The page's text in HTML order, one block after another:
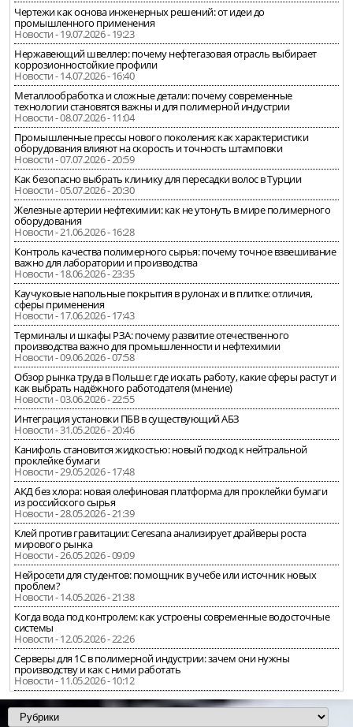
Чертежи как основа инженерных решений: от идеи до
промышленного применения
Новости - 19.07.2026 - 19:23
Нержавеющий швеллер: почему нефтегазовая отрасль выбирает
коррозионностойкие профили
Новости - 14.07.2026 - 16:40
Металлообработка и сложные детали: почему современные
технологии становятся важны и для полимерной индустрии
Новости - 08.07.2026 - 11:04
Промышленные прессы нового поколения: как характеристики
оборудования влияют на скорость и точность штамповки
Новости - 07.07.2026 - 20:59
Как безопасно выбрать клинику для пересадки волос в Турции
Новости - 05.07.2026 - 20:30
Железные артерии нефтехимии: как не утонуть в мире полимерного
оборудования
Новости - 21.06.2026 - 16:28
Контроль качества полимерного сырья: почему точное взвешивание
важно для лаборатории и производства
Новости - 18.06.2026 - 23:35
Каучуковые напольные покрытия в рулонах и в плитке: отличия,
сферы применения
Новости - 17.06.2026 - 17:43
Терминалы и шкафы РЗА: почему развитие отечественного
производства важно для промышленности и нефтехимии
Новости - 09.06.2026 - 07:58
Обзор рынка труда в Польше: где искать работу, какие сферы растут и
как выбрать надёжного работодателя (мнение)
Новости - 03.06.2026 - 22:55
Интеграция установки ПБВ в существующий АБЗ
Новости - 31.05.2026 - 20:46
Канифоль становится жидкостью: новый подход к нейтральной
проклейке бумаги
Новости - 29.05.2026 - 17:48
АКД без хлора: новая олефиновая платформа для проклейки бумаги
из российского сырья
Новости - 28.05.2026 - 21:39
Клей против гравитации: Ceresana анализирует драйверы роста
мирового рынка
Новости - 26.05.2026 - 09:09
Нейросети для студентов: помощник в учебе или источник новых
проблем?
Новости - 14.05.2026 - 21:38
Когда вода под контролем: как устроены современные водосточные
системы
Новости - 12.05.2026 - 22:26
Серверы для 1С в полимерной индустрии: зачем они нужны
производству и как с ними работать
Новости - 11.05.2026 - 10:12